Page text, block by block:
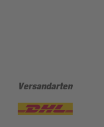
Versandarten